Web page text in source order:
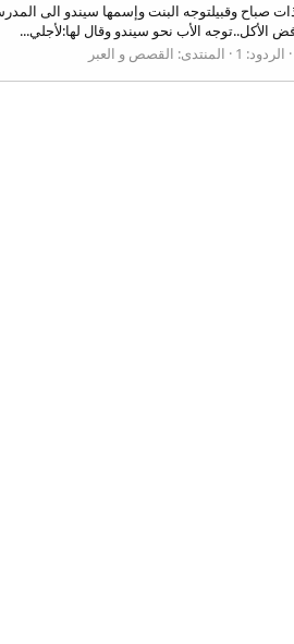
صباح وقبيلتوجه البنت وإسمها سيندو الى
الأكل..توجه الأب نحو سيندو وقال لها:لأجلي...
الردود: 1 المنتدى: القصص و العبر